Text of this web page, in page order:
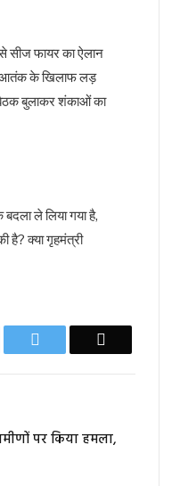
सीज फायर का ऐलान
हम आतंक के खिलाफ लड़
बैठक बुलाकर शंकाओं का
ले लिया गया है,
है? क्या गृहमंत्री
पर किया हमला,